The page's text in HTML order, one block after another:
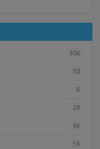
306
50
6
29
64
59